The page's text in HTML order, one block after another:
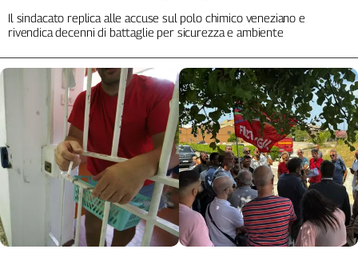
Il sindacato replica alle accuse sul polo chimico veneziano e
rivendica decenni di battaglie per sicurezza e ambiente